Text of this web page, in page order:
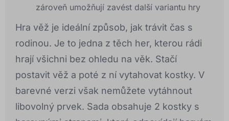
zároveň umožňují zavést další variantu hry
Hra věž je ideální způsob, jak trávit čas s
rodinou. Je to jedna z těch her, kterou rádi
hrají všichni bez ohledu na věk. Stačí
postavit věž a poté z ní vytahovat kostky. V
barevné verzi však nemůžete vytáhnout
libovolný prvek. Sada obsahuje 2 kostky s